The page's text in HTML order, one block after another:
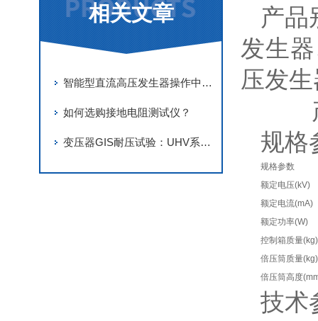
相关文章
智能型直流高压发生器操作中的安全距离与接地要求
如何选购接地电阻测试仪？
变压器GIS耐压试验：UHV系列串联谐振装置的操作流程与防护要点
产品
发生
压发
产
规格
规格参数
额定电压(kV)
额定电流(mA)
额定功率(W)
控制箱质量(kg)
倍压筒质量(kg)
倍压筒高度
技术